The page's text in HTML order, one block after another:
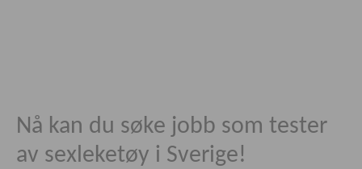
Nå kan du søke jobb som tester
av sexleketøy i Sverige!